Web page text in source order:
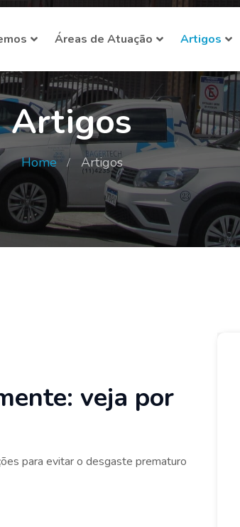
Áreas de Atuação Artigos
Artigos
Home Artigos
veja por
para evitar o desgaste prematuro